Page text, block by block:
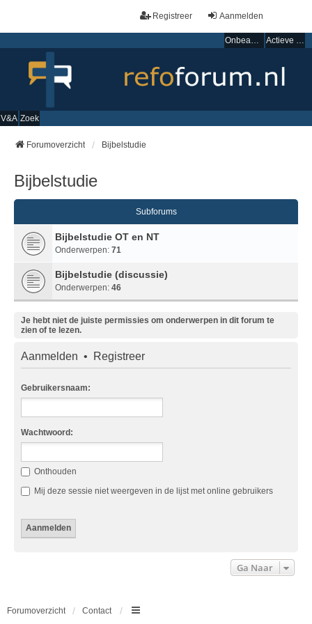
Aanmelden
Registreer
Onbeantwoorde onderwerpen Actieve onderwerpen
V&A Zoek
Forumoverzicht Bijbelstudie
Bijbelstudie
Subforums
Bijbelstudie OT en NT
Onderwerpen: 71
Bijbelstudie (discussie)
Onderwerpen: 46
Je hebt niet de juiste permissies om onderwerpen in dit forum te
zien of te lezen.
Aanmelden • Registreer
Gebruikersnaam:
Wachtwoord:
Onthouden
Mij deze sessie niet weergeven in de lijst met online gebruikers
Ga Naar
Forumoverzicht Contact